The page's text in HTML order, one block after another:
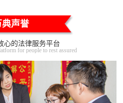
典声誉
心的法律服务平台
for people to rest assured